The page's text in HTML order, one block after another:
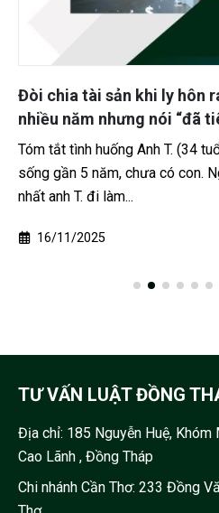
Đòi chia tài sản khi ly hôn
nhiều năm nhưng nói “đã
Tóm tắt tình huống Anh T. (34
sống gần 5 năm, chưa có con.
nhất anh T. đi làm...
16/11/2025
TƯ VẤN LUẬT ĐỒNG
Địa chỉ: 185 Nguyễn Huệ,
Cao Lãnh , Đồng Tháp
Chi nhánh Cần Thơ: 233 Đồng